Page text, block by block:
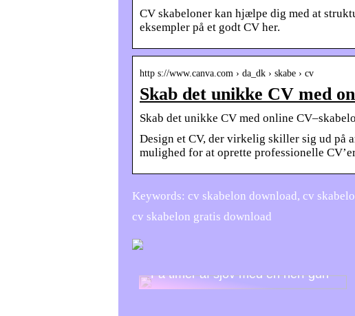
CV skabeloner kan hjælpe dig med at
eksempler på et godt CV her.
http s://www.canva.com › da_dk › skabe › cv
Skab det unikke CV med
Skab det unikke CV med online
Design et CV, der virkelig skiller sig ud på
mulighed for at oprette professionelle
Keywords: cv skabelon download, cv
cv skabelon gratis download
Få timer af sjov med en nerf gun